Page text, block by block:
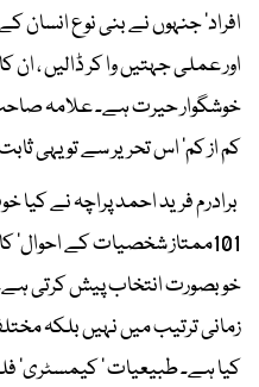
افراد‘ جنہوں نے بنی نوع انسان
اور عملی جہتیں وا کر ڈالیں ،
خوشگوار حیرت ہے۔ علامہ
کم از کم‘ اس تحریر سے تو یہی
برادرم فرید احمد پراچہ نے
101ممتاز شخصیات کے احوال‘
خوبصورت انتخاب پیش کرتی
زمانی ترتیب میں نہیں بلکہ
کیا ہے۔ طبیعیات ‘ کیمسٹری‘